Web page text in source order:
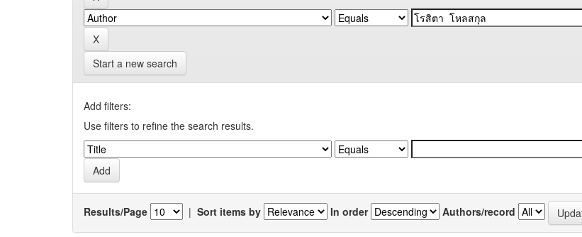
Start a new search
Add filters:
Use filters to refine the search results.
Results/Page | Sort items by In order Authors/record